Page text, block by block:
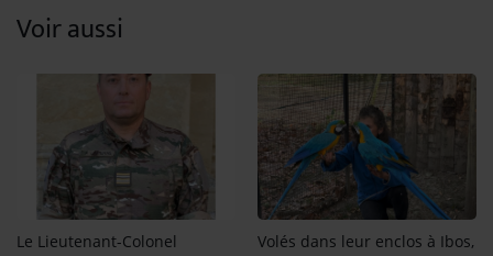
Voir aussi
Le Lieutenant-Colonel
Volés dans leur enclos à Ibos,